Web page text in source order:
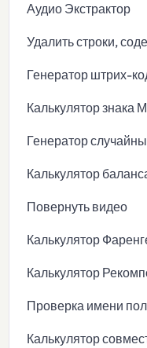
Аудио Экстрактор
Удалить строки,
Генератор штрих-
Калькулятор знака
Генератор
Калькулятор
Повернуть видео
Калькулятор
Калькулятор
Проверка имени
Калькулятор